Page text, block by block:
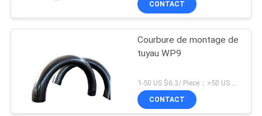
CONTACT
Courbure de montage de
tuyau WP9
1-50 US $6.3/ Piece；>50 US $5.6/ Piece MOQ:1 morceaux
CONTACT